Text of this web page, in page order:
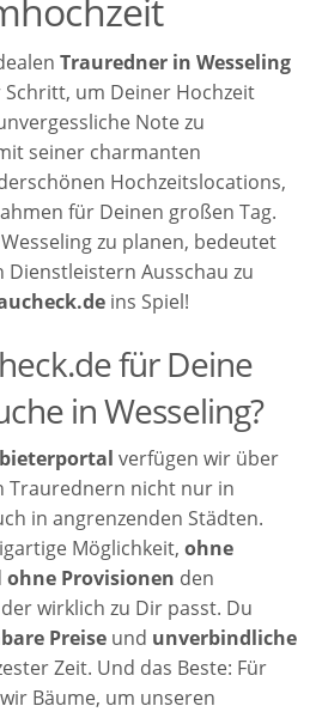
Trauredner in Wesseling
um Deiner Hochzeit
Note zu
seiner charmanten
Hochzeitslocations,
für Deinen großen Tag.
zu planen, bedeutet
Dienstleistern Ausschau zu
ins Spiel!
für Deine
in Wesseling?
verfügen wir über
Traurednern nicht nur in
in angrenzenden Städten.
Möglichkeit,ohne
ohne Provisionen den
wirklich zu Dir passt. Du
Preise und unverbindliche
Zeit. Und das Beste: Für
Bäume, um unseren